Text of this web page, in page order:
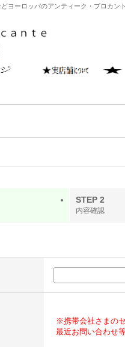
ヨーロッパのアンティーク・ブロカ
STEP 2
内容確認
※携帯会社さまの
最近お問い合わせ